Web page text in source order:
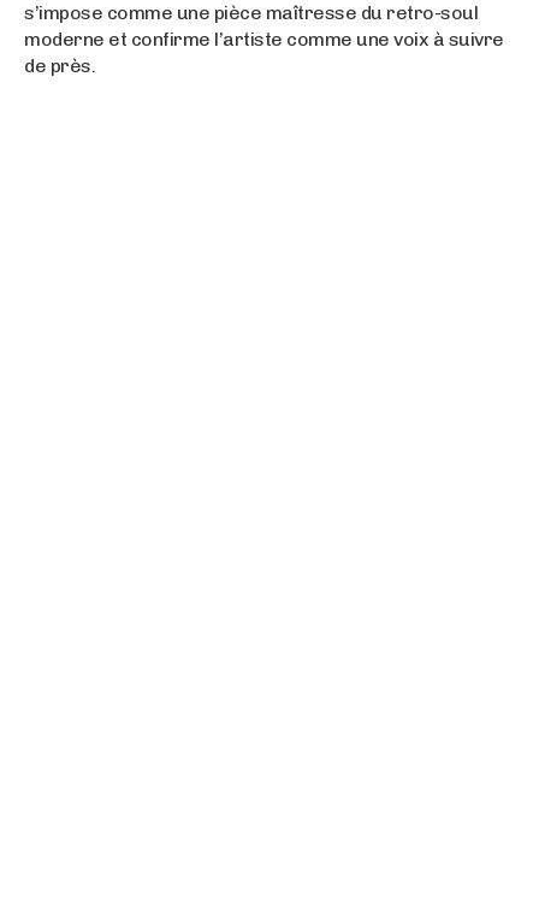
s’impose comme une pièce maîtresse du retro-soul
moderne et confirme l’artiste comme une voix à suivre
de près.